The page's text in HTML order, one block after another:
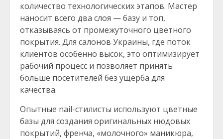
количество технологических этапов. Мастер
наносит всего два слоя — базу и топ,
отказываясь от промежуточного цветного
покрытия. Для салонов Украины, где поток
клиентов особенно высок, это оптимизирует
рабочий процесс и позволяет принять
больше посетителей без ущерба для
качества.
Опытные nail-стилисты используют цветные
базы для создания оригинальных нюдовых
покрытий, френча, «молочного» маникюра,